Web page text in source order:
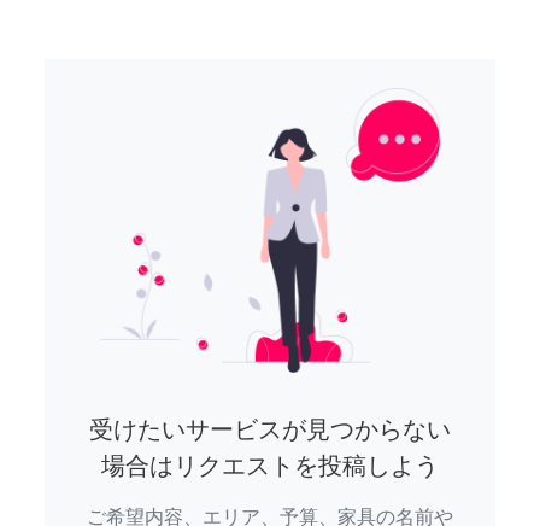
受けたいサービスが見つからない
場合はリクエストを投稿しよう
ご希望内容、エリア、予算、家具の名前や